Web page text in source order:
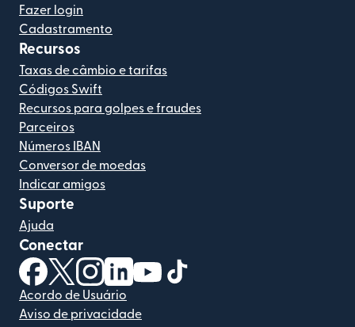
Fazer login
Cadastramento
Recursos
Taxas de câmbio e tarifas
Códigos Swift
Recursos para golpes e fraudes
Parceiros
Números IBAN
Conversor de moedas
Indicar amigos
Suporte
Ajuda
Conectar
(abre em uma nova janela)
(abre em uma nova janela)
(abre em uma nova janela)
(abre em uma nova janela)
(abre em uma nova janela)
Acordo de Usuário
Aviso de privacidade